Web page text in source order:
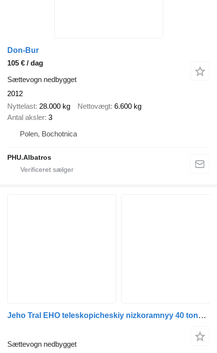
Don-Bur
105 € / dag
Sættevogn nedbygget
2012
Nyttelast 28.000 kg Nettovægt 6.600 kg
Antal aksler 3
Polen, Bochotnica
PHU.Albatros
Jeho Tral EHO teleskopicheskiy nizkoramnyy 40 tonn — novyy 2025! Proiz
Sættevogn nedbygget